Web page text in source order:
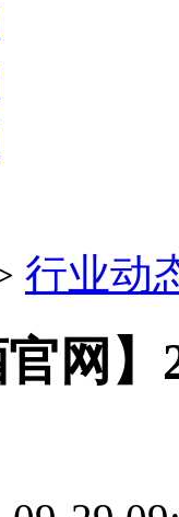
行业动
官网